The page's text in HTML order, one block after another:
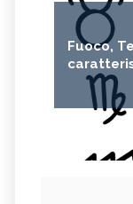
Fuoco,